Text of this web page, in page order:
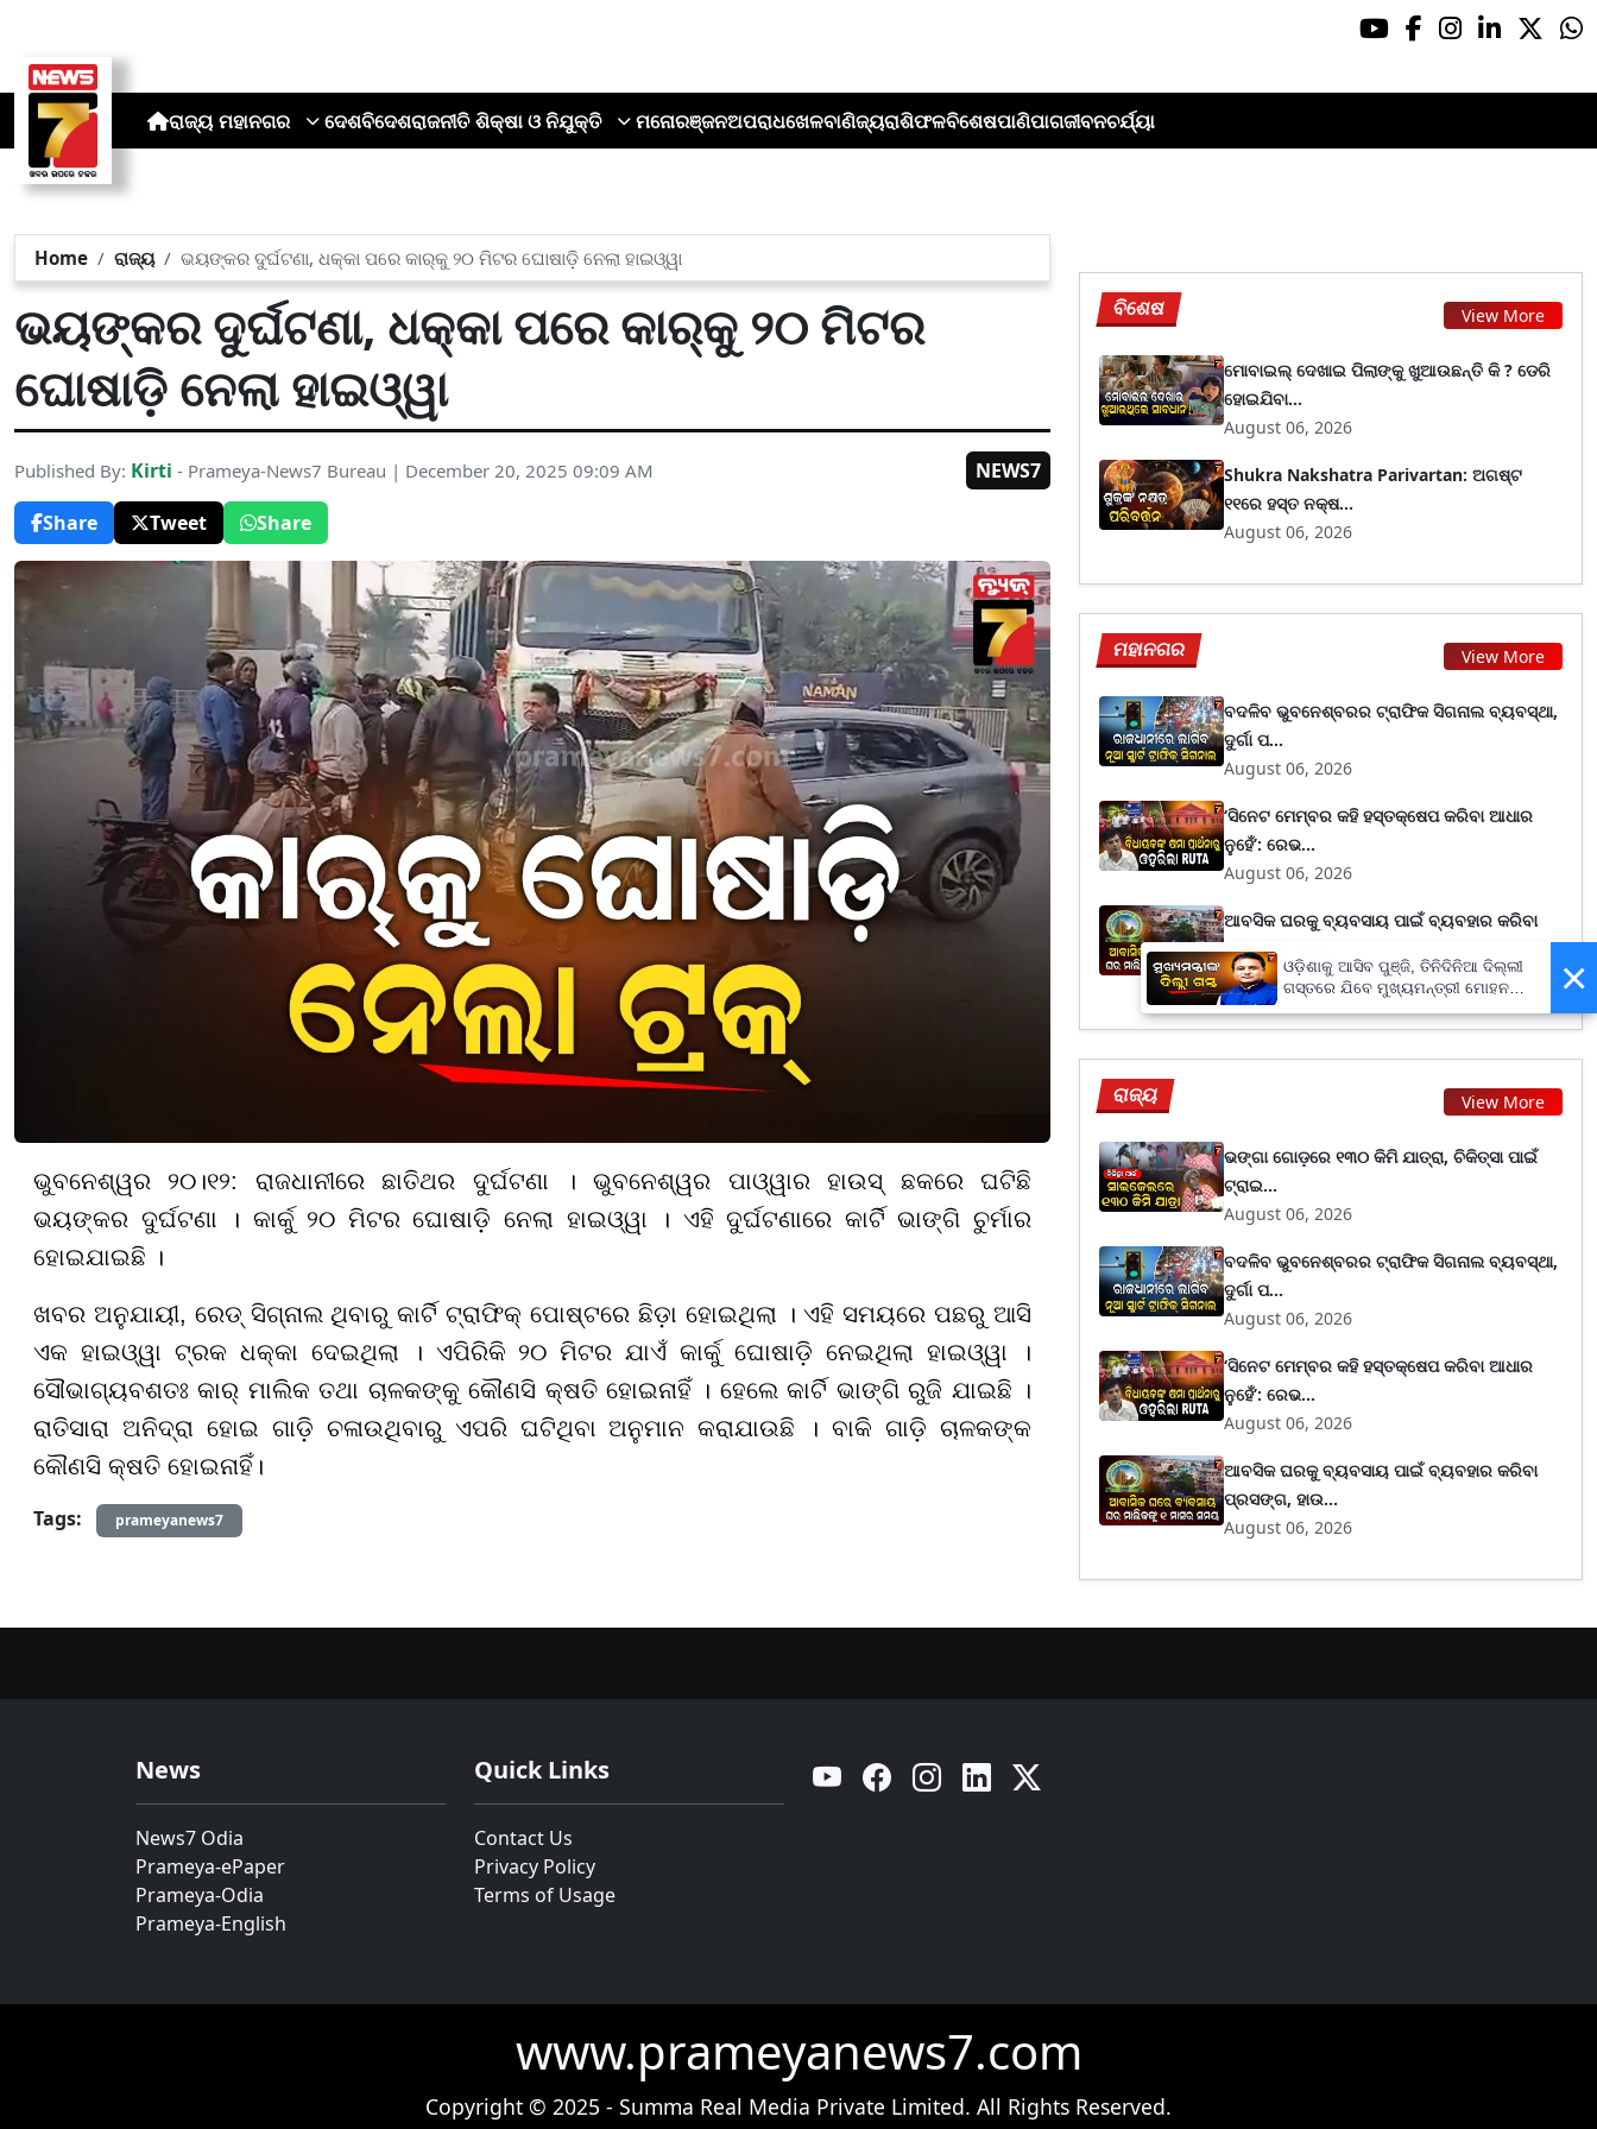
ରାଜ୍ୟ ମହାନଗର ଦେଶବିଦେଶରାଜନୀତି ଶିକ୍ଷା ଓ ନିଯୁକ୍ତି ମନୋରଞ୍ଜନଅପରାଧଖେଳବାଣିଜ୍ୟରାଶିଫଳବିଶେଷପାଣିପାଗଜୀବନଚର୍ଯ୍ୟା
Home ରାଜ୍ୟ ଭୟଙ୍କର ଦୁର୍ଘଟଣା, ଧକ୍କା ପରେ କାର୍‌କୁ ୨୦ ମିଟର ଘୋଷାଡ଼ି ନେଲା ହାଇଓ୍ୱା
ଭୟଙ୍କର ଦୁର୍ଘଟଣା, ଧକ୍କା ପରେ କାର୍‌କୁ ୨୦ ମିଟର
ଘୋଷାଡ଼ି ନେଲା ହାଇଓ୍ୱା
Published By: Kirti - Prameya-News7 Bureau | December 20, 2025 09:09 AM
NEWS7
Share
Tweet Share
ଭୁବନେଶ୍ୱର ୨୦।୧୨: ରାଜଧାନୀରେ ଛାତିଥର ଦୁର୍ଘଟଣା । ଭୁବନେଶ୍ୱର ପାଓ୍ୱାର ହାଉସ୍ ଛକରେ ଘଟିଛି
ଭୟଙ୍କର ଦୁର୍ଘଟଣା । କାର୍କୁ ୨୦ ମିଟର ଘୋଷାଡ଼ି ନେଲା ହାଇଓ୍ୱା । ଏହି ଦୁର୍ଘଟଣାରେ କାର୍ଟି ଭାଙ୍ଗି ଚୁର୍ମାର
ହୋଇଯାଇଛି ।
ଖବର ଅନୁଯାୟୀ, ରେଡ୍ ସିଗ୍ନାଲ ଥିବାରୁ କାର୍ଟି ଟ୍ରାଫିକ୍ ପୋଷ୍ଟରେ ଛିଡ଼ା ହୋଇଥିଲା । ଏହି ସମୟରେ ପଛରୁ ଆସି
ଏକ ହାଇଓ୍ୱା ଟ୍ରକ ଧକ୍କା ଦେଇଥିଲା । ଏପିରିକି ୨୦ ମିଟର ଯାଏଁ କାର୍କୁ ଘୋଷାଡ଼ି ନେଇଥିଲା ହାଇଓ୍ୱା ।
ସୌଭାଗ୍ୟବଶତଃ କାର୍ ମାଲିକ ତଥା ଚାଳକଙ୍କୁ କୌଣସି କ୍ଷତି ହୋଇନାହିଁ । ହେଲେ କାର୍ଟି ଭାଙ୍ଗି ରୁଜି ଯାଇଛି ।
ରାତିସାରା ଅନିଦ୍ରା ହୋଇ ଗାଡ଼ି ଚଳାଉଥିବାରୁ ଏପରି ଘଟିଥିବା ଅନୁମାନ କରାଯାଉଛି । ବାକି ଗାଡ଼ି ଚାଳକଙ୍କ
କୌଣସି କ୍ଷତି ହୋଇନାହିଁ।
Tags:
prameyanews7
ବିଶେଷ View More
ମୋବାଇଲ୍ ଦେଖାଇ ପିଲାଙ୍କୁ ଖୁଆଉଛନ୍ତି କି ? ଡେରି
ହୋଇଯିବା...
August 06, 2026
Shukra Nakshatra Parivartan: ଅଗଷ୍ଟ
୧୧ରେ ହସ୍ତ ନକ୍ଷ...
August 06, 2026
ମହାନଗର View More
ବଦଳିବ ଭୁବନେଶ୍ବରର ଟ୍ରାଫିକ ସିଗନାଲ ବ୍ୟବସ୍ଥା,
ଦୁର୍ଗା ପ...
August 06, 2026
‘ସିନେଟ ମେମ୍ବର କହି ହସ୍ତକ୍ଷେପ କରିବା ଆଧାର
ନୁହେଁ’: ରେଭ...
August 06, 2026
ଆବସିକ ଘରକୁ ବ୍ୟବସାୟ ପାଇଁ ବ୍ୟବହାର କରିବା
ପ୍ରସଙ୍ଗ, ହାଉ...
August 06, 2026
ରାଜ୍ୟ View More
ଭଙ୍ଗା ଗୋଡ଼ରେ ୧୩୦ କିମି ଯାତ୍ରା, ଚିକିତ୍ସା ପାଇଁ
ଟ୍ରାଇ...
August 06, 2026
ବଦଳିବ ଭୁବନେଶ୍ବରର ଟ୍ରାଫିକ ସିଗନାଲ ବ୍ୟବସ୍ଥା,
ଦୁର୍ଗା ପ...
August 06, 2026
‘ସିନେଟ ମେମ୍ବର କହି ହସ୍ତକ୍ଷେପ କରିବା ଆଧାର
ନୁହେଁ’: ରେଭ...
August 06, 2026
ଆବସିକ ଘରକୁ ବ୍ୟବସାୟ ପାଇଁ ବ୍ୟବହାର କରିବା
ପ୍ରସଙ୍ଗ, ହାଉ...
August 06, 2026
News
News7 Odia
Prameya-ePaper
Prameya-Odia
Prameya-English
Quick Links
Contact Us
Privacy Policy
Terms of Usage
YouTube Facebook Instagram
www.prameyanews7.com
Copyright © 2025 - Summa Real Media Private Limited. All Rights Reserved.
×
ଓଡ଼ିଶାକୁ ଆସିବ ପୁଞ୍ଜି, ତିନିଦିନିଆ ଦିଲ୍ଲୀ
ଗସ୍ତରେ ଯିବେ ମୁଖ୍ୟମନ୍ତ୍ରୀ ମୋହନ
ମାଝୀ